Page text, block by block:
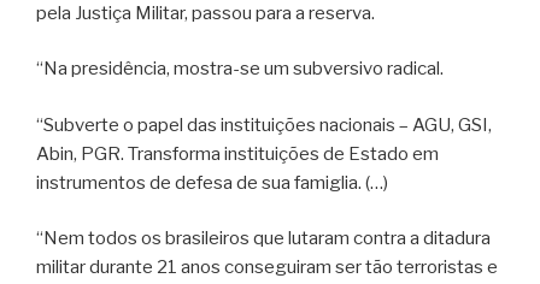
pela Justiça Militar, passou para a reserva.
“Na presidência, mostra-se um subversivo radical.
“Subverte o papel das instituições nacionais – AGU, GSI,
Abin, PGR. Transforma instituições de Estado em
instrumentos de defesa de sua famiglia. (…)
“Nem todos os brasileiros que lutaram contra a ditadura
militar durante 21 anos conseguiram ser tão terroristas e